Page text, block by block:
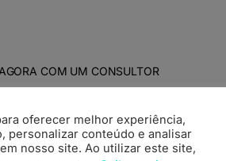
COM UM CONSULTOR
oferecer melhor experiência,
personalizar conteúdo e analisar
nosso site. Ao utilizar este site,